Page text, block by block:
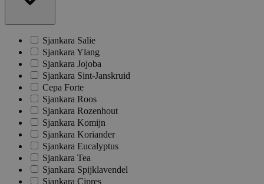
Sjankara Salie
Sjankara Ylang
Sjankara Jojoba
Sjankara Sint-Janskruid
Cepa Forte
Sjankara Roos
Sjankara Rozenhout
Sjankara Komijn
Sjankara Koriander
Sjankara Eucalyptus
Sjankara Tea
Sjankara Spijklavendel
Sjankara Cipres